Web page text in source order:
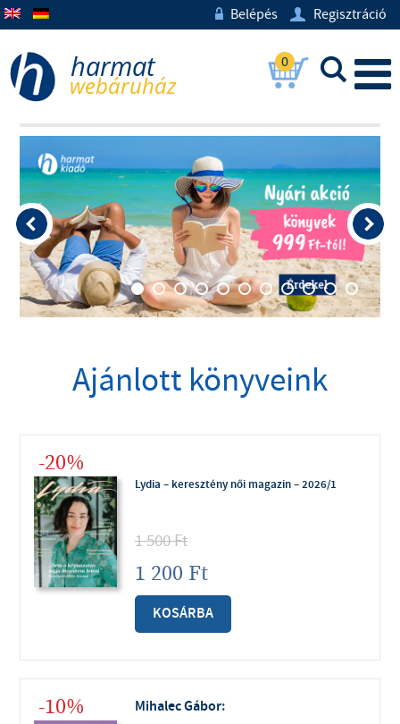
w Belépés U Regisztráció
0 L
Ajánlott könyveink
-20%
Lydia – keresztény női magazin – 2026/1
1 500Ft
1 200 Ft
KOSÁRBA
-10% Mihalec Gábor: